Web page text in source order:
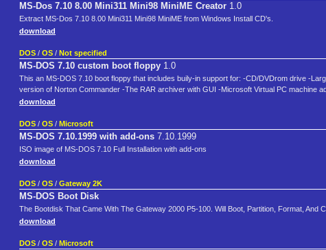
MS-Dos 7.10 8.00 Mini311 Mini98 MiniME Creator 1.0
Extract MS-Dos 7.10 8.00 Mini311 Mini98 MiniME from Windows Install CD's.
download
DOS / OS / Not specified
MS-DOS 7.10 custom boot floppy 1.0
This an MS-DOS 7.10 boot floppy that includes buily-in support for: -CD/DVDrom drive -
version of Norton Commander -The RAR archiver with GUI -Microsoft Virtual PC machine
download
DOS / OS / Microsoft
MS-DOS 7.10.1999 with add-ons 7.10.1999
ISO image of MS-DOS 7.10 Full Installation with add-ons
download
DOS / OS / Gateway 2K
MS-DOS Boot Disk
The Bootdisk That Came With The Gateway 2000 P5-100. Will Boot, Partition, Format, And
download
DOS / OS / Microsoft